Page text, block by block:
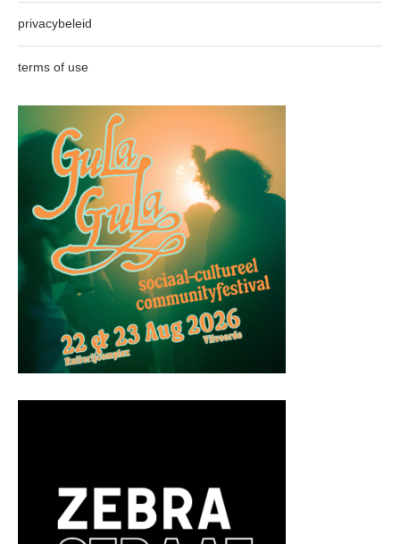
privacybeleid
terms of use